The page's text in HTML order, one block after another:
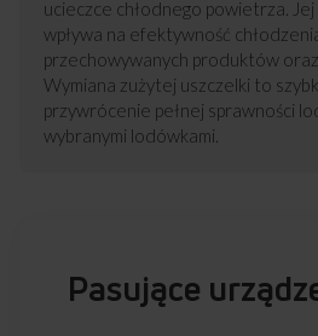
ucieczce chłodnego powietrza.
wpływa na efektywność
przechowywanych produktów
Wymiana zużytej uszczelki to
przywrócenie pełnej sprawności
wybranymi lodówkami.
Pasujące